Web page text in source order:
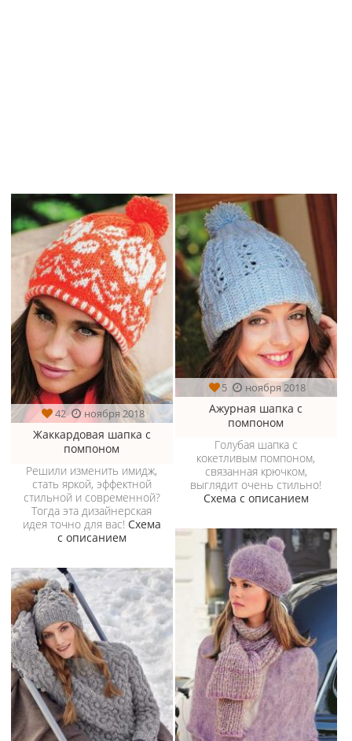
42 ноября 2018
Жаккардовая шапка с
помпоном
Решили изменить имидж,
стать яркой, эффектной
стильной и современной?
Тогда эта дизайнерская
идея точно для вас! Схема
с описанием
5 ноября 2018
Ажурная шапка с
помпоном
Голубая шапка с
кокетливым помпоном,
связанная крючком,
выглядит очень стильно!
Схема с описанием